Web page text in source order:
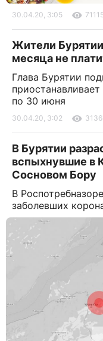
30.04.20, 3:05
Жители
месяца не
Глава Бурятии
по 30 июня
30.04.20, 3:02 3136
В Бурятии
вспыхнувшие в
Сосновом Бору
В
заболевших